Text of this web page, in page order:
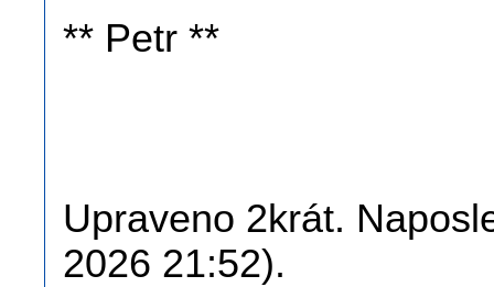
** Petr **
Upraveno 2krát.
2026 21:52).